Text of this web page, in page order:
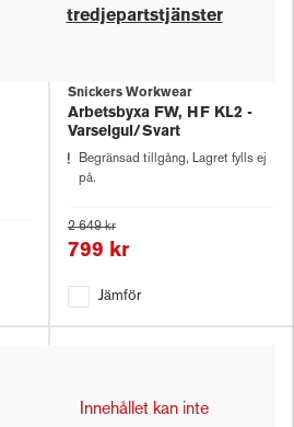
tredjepartstjänster
Snickers Workwear
Arbetsbyxa FW, HF KL2 -
Varselgul/Svart
Begränsad tillgång, Lagret fylls ej
på.
2 649 kr
799 kr
Jämför
Innehållet kan inte